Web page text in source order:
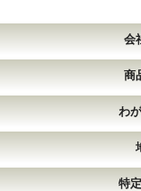
会
商
わ
特